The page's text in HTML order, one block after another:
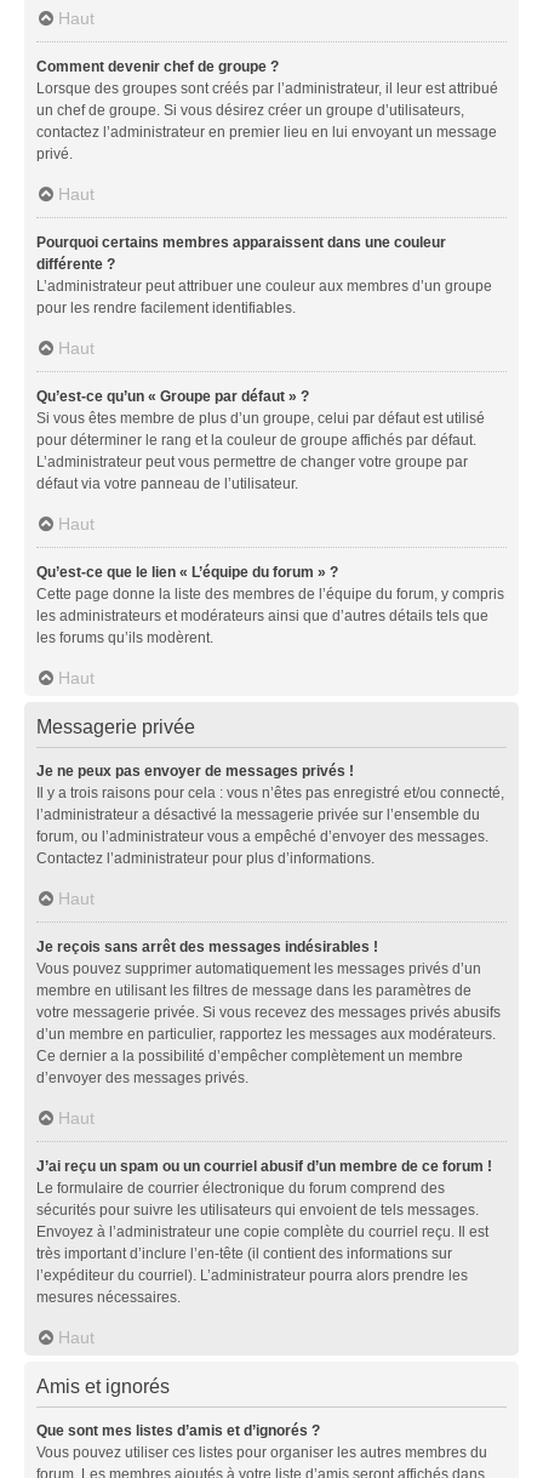
Haut
Comment devenir chef de groupe ?
Lorsque des groupes sont créés par l’administrateur, il leur est attribué
un chef de groupe. Si vous désirez créer un groupe d’utilisateurs,
contactez l’administrateur en premier lieu en lui envoyant un message
privé.
Haut
Pourquoi certains membres apparaissent dans une couleur
différente ?
L’administrateur peut attribuer une couleur aux membres d’un groupe
pour les rendre facilement identifiables.
Haut
Qu’est-ce qu’un « Groupe par défaut » ?
Si vous êtes membre de plus d’un groupe, celui par défaut est utilisé
pour déterminer le rang et la couleur de groupe affichés par défaut.
L’administrateur peut vous permettre de changer votre groupe par
défaut via votre panneau de l’utilisateur.
Haut
Qu’est-ce que le lien « L’équipe du forum » ?
Cette page donne la liste des membres de l’équipe du forum, y compris
les administrateurs et modérateurs ainsi que d’autres détails tels que
les forums qu’ils modèrent.
Haut
Messagerie privée
Je ne peux pas envoyer de messages privés !
Il y a trois raisons pour cela : vous n’êtes pas enregistré et/ou connecté,
l’administrateur a désactivé la messagerie privée sur l’ensemble du
forum, ou l’administrateur vous a empêché d’envoyer des messages.
Contactez l’administrateur pour plus d’informations.
Haut
Je reçois sans arrêt des messages indésirables !
Vous pouvez supprimer automatiquement les messages privés d’un
membre en utilisant les filtres de message dans les paramètres de
votre messagerie privée. Si vous recevez des messages privés abusifs
d’un membre en particulier, rapportez les messages aux modérateurs.
Ce dernier a la possibilité d’empêcher complètement un membre
d’envoyer des messages privés.
Haut
J’ai reçu un spam ou un courriel abusif d’un membre de ce forum !
Le formulaire de courrier électronique du forum comprend des
sécurités pour suivre les utilisateurs qui envoient de tels messages.
Envoyez à l’administrateur une copie complète du courriel reçu. Il est
très important d’inclure l’en-tête (il contient des informations sur
l’expéditeur du courriel). L’administrateur pourra alors prendre les
mesures nécessaires.
Haut
Amis et ignorés
Que sont mes listes d’amis et d’ignorés ?
Vous pouvez utiliser ces listes pour organiser les autres membres du
forum. Les membres ajoutés à votre liste d’amis seront affichés dans